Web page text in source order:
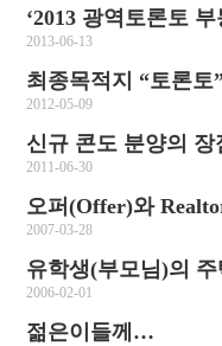
‘2013 광역토론토
2013-06-13
최종목적지 “토론토
2012-05-09
신규 콘도 분양의 장
2011-06-30
오퍼(Offer)와
2007-03-28
유학생(부모님)의
2006-02-01
젊은이들께…